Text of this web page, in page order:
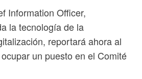
Information Officer,
la tecnología de la
reportará ahora al
un puesto en el Comité